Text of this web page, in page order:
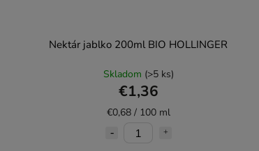
Nektár jablko 200ml BIO HOLLINGER
Skladom (>5 ks)
€1,36
€0,68 / 100 ml